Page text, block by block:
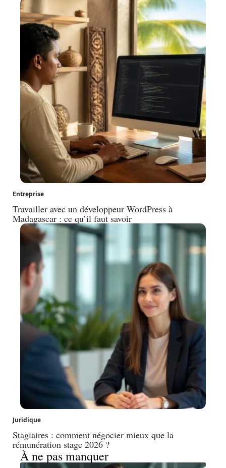
Entreprise
Travailler avec un développeur WordPress à
Madagascar : ce qu’il faut savoir
Juridique
Stagiaires : comment négocier mieux que la
rémunération stage 2026 ?
À ne pas manquer